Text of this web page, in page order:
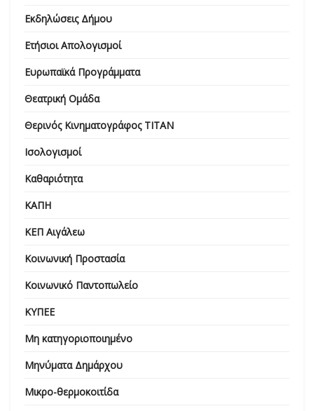
Εκδηλώσεις Δήμου
Ετήσιοι Απολογισμοί
Ευρωπαϊκά Προγράμματα
Θεατρική Ομάδα
Θερινός Κινηματογράφος ΤΙΤΑΝ
Ισολογισμοί
Καθαριότητα
ΚΑΠΗ
ΚΕΠ Αιγάλεω
Κοινωνική Προστασία
Κοινωνικό Παντοπωλείο
ΚΥΠΕΕ
Μη κατηγοριοποιημένο
Μηνύματα Δημάρχου
Μικρο-θερμοκοιτίδα